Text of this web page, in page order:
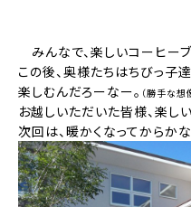
みんなで、楽しいコーヒーブ
この後、奥様たちはちびっ子
楽しむんだろーなー。 （勝手な想
お越しいただいた皆様、楽し
次回は、暖かくなってからかな